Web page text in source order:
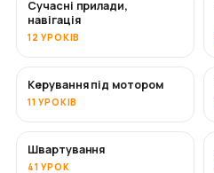
Сучасні прилади,
навігація
12 УРОКІВ
Керування під мотором
11 УРОКІВ
Швартування
41 УРОК